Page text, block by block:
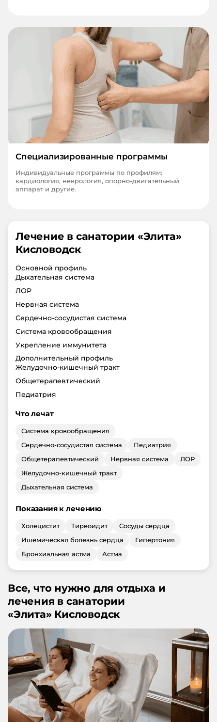
Специализированные программы
Индивидуальные программы по профилям:
кардиология, неврология, опорно-двигательный
аппарат и другие.
Лечение в санатории «Элита»
Кисловодск
Основной профиль
Дыхательная система
ЛОР
Нервная система
Сердечно-сосудистая система
Система кровообращения
Укрепление иммунитета
Дополнительный профиль
Желудочно-кишечный тракт
Общетерапевтический
Педиатрия
Что лечат
Система кровообращения
Сердечно-сосудистая система
Педиатрия
Общетерапевтический
Нервная система
ЛОР
Желудочно-кишечный тракт
Дыхательная система
Показания к лечению
Холецистит Тиреоидит
Сосуды сердца
Ишемическая болезнь сердца
Гипертония
Бронхиальная астма
Астма
Все, что нужно для отдыха и
лечения в санатории
«Элита» Кисловодск